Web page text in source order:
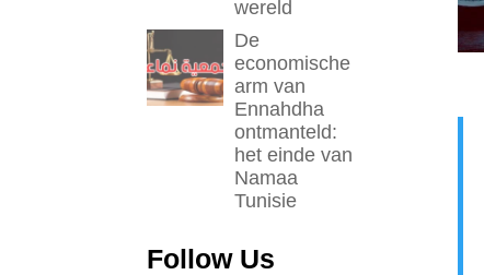
wereld
De
economische
arm van
Ennahdha
ontmanteld:
het einde van
Namaa
Tunisie
Follow Us